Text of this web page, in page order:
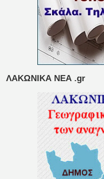
ΛΑΚΩΝΙΚΑ ΝΕΑ .gr